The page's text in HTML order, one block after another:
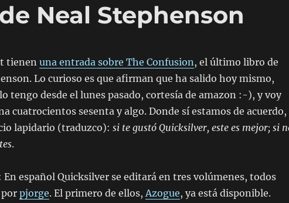
Neal Stephenson
tienen una entrada sobre The Confusion, el último libro de
Lo curioso es que afirman que ha salido hoy mismo,
tengo desde el lunes pasado, cortesía de amazon :-), y voy
cuatrocientos sesenta y algo. Donde sí estamos de acuerdo,
lapidario (traduzco): si te gustó Quicksilver, este es mejor; si
.
En español Quicksilver se editará en tres volúmenes, todos
pjorge. El primero de ellos,Azogue, ya está disponible.